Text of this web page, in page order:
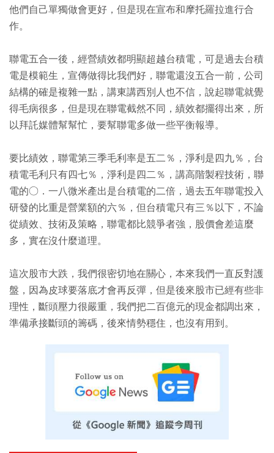
他們自己單獨做會更好，但是現在宣布和摩托羅拉進行合
作。
聯電五合一後，經營績效都明顯超越台積電，可是過去台積
電是模範生，宣傳做得比我們好，聯電還沒五合一前，公司
結構的確是複雜一點，講東講西別人也不信，說起聯電就覺
得毛病很多，但是現在聯電截然不同，績效都擺得出來，所
以拜託媒體幫幫忙，要幫聯電多做一些平衡報導。
要比績效，聯電第三季毛利率是五二％，淨利是四九％，台
積電毛利只有四七％，淨利是四二％，講高階製程技術，聯
電的○．一八微米產出是台積電的二倍，過去五年聯電投入
研發的比重是營業額的六％，但台積電只有三％以下，不論
從績效、技術及策略，聯電都比競爭者強，股價會差這麼
多，實在沒什麼道理。
這次股市大跌，我們很密切地在關心，本來我們一直反對護
盤，因為皮球要落底才會再反彈，但是後來股市已經有些非
理性，斷頭壓力很嚴重，我們把二百億元的現金都調出來，
準備承接斷頭的籌碼，後來情勢穩住，也沒有用到。